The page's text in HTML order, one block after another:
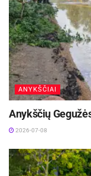
ANYKŠČIAI
Anykščių
2026-07-08